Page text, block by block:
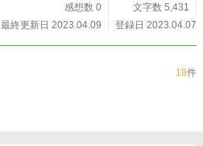
感想数 0
文字数 5,431
最終更新日 2023.04.09
登録日 2023.04.07
18件